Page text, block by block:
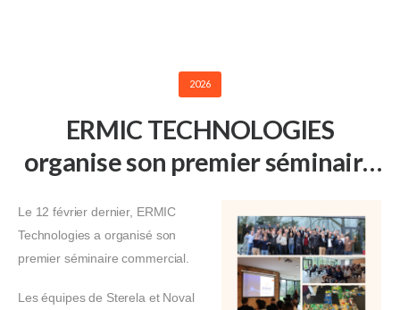
2026
ERMIC TECHNOLOGIES
organise son premier séminaire
Le 12 février dernier, ERMIC
Technologies a organisé son
premier séminaire commercial.
Les équipes de Sterela et Noval